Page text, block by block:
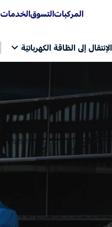
المركباتالتسوقالخدمات
الإنتقال إلى الطّاقة الكهربائيّة